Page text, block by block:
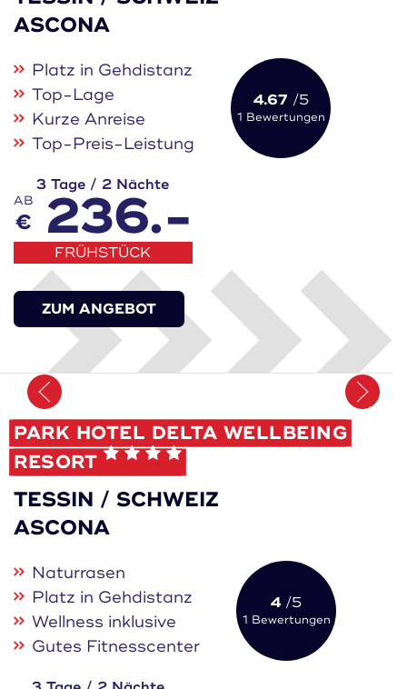
ASCONA
Platz in Gehdistanz
Top-Lage
Kurze Anreise
Top-Preis-Leistung
4.67 /5
1 Bewertungen
3 Tage / 2 Nächte
AB
€ 236.-
FRÜHSTÜCK
ZUM ANGEBOT
Merken
PARK HOTEL DELTA WELLBEING
RESORT
TESSIN / SCHWEIZ
ASCONA
Naturrasen
Platz in Gehdistanz
Wellness inklusive
Gutes Fitnesscenter
4 /5
1 Bewertungen